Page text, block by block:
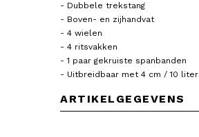
- Dubbele trekstang
- Boven- en zijhandvat
- 4 wielen
- 4 ritsvakken
- 1 paar gekruiste spanbanden
- Uitbreidbaar met 4 cm / 10 liter
ARTIKELGEGEVENS